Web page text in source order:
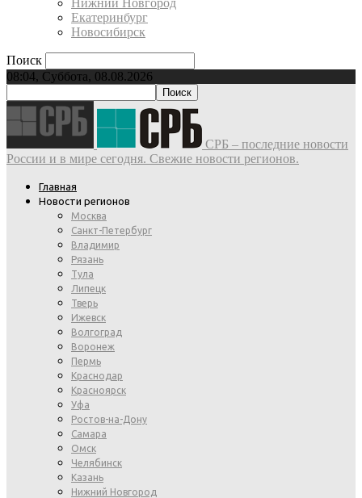
Нижний Новгород
Екатеринбург
Новосибирск
Поиск
08:04, Суббота, 08.08.2026
СРБ – последние новости
России и в мире сегодня. Свежие новости регионов.
Главная
Новости регионов
Москва
Санкт-Петербург
Владимир
Рязань
Тула
Липецк
Тверь
Ижевск
Волгоград
Воронеж
Пермь
Краснодар
Красноярск
Уфа
Ростов-на-Дону
Самара
Омск
Челябинск
Казань
Нижний Новгород